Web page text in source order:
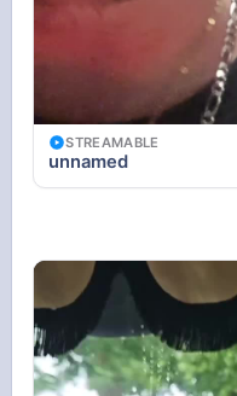
STREAMABLE
unnamed